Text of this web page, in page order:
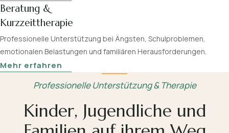
Beratung &
Kurzzeittherapie
Professionelle Unterstützung bei Ängsten, Schulproblemen,
emotionalen Belastungen und familiären Herausforderungen.
Mehr erfahren
Professionelle Unterstützung & Therapie
Kinder, Jugendliche und